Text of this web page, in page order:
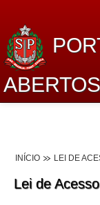
Lei de Acesso
INÍCIO LEI DE
Lei de